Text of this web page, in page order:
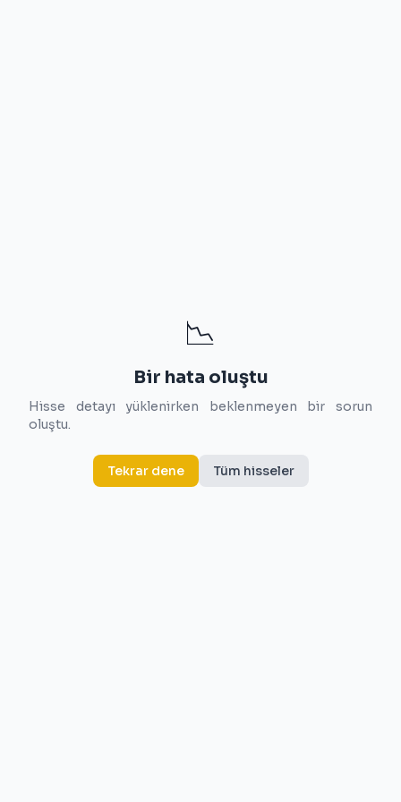
📉
Bir hata oluştu
Hisse detayı yüklenirken beklenmeyen bir sorun
oluştu.
Tekrar dene Tüm hisseler